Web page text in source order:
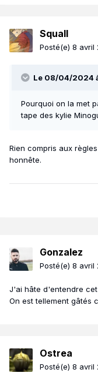
Squall
Posté(e) 8 avril
Le 08/04/2024
Pourquoi on la met
tape des kylie
Rien compris aux
honnête.
Gonzalez
Posté(e) 8 avril
J'ai hâte d'entendre
On est tellement gâtés
Ostrea
Posté(e) 8 avril